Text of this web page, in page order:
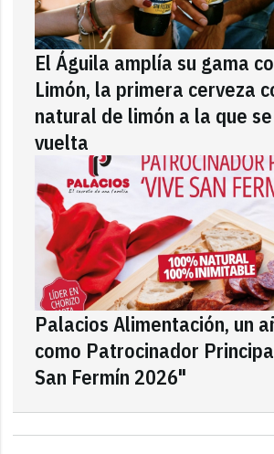
El Águila amplía su gama
Limón, la primera cerveza
natural de limón a la que
vuelta
Palacios Alimentación, un
como Patrocinador
San Fermín 2026"